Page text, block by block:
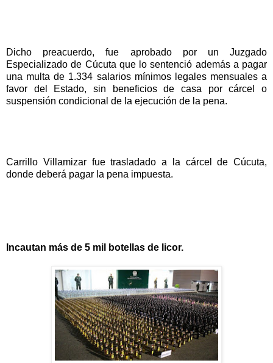
Dicho preacuerdo, fue aprobado por un Juzgado
Especializado de Cúcuta que lo sentenció además a pagar
una multa de 1.334 salarios mínimos legales mensuales a
favor del Estado, sin beneficios de casa por cárcel o
suspensión condicional de la ejecución de la pena.
Carrillo Villamizar fue trasladado a la cárcel de Cúcuta,
donde deberá pagar la pena impuesta.
Incautan más de 5 mil botellas de licor.